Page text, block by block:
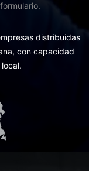
distribuidas
con capacidad